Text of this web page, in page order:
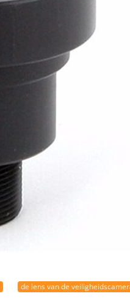
de lens van de